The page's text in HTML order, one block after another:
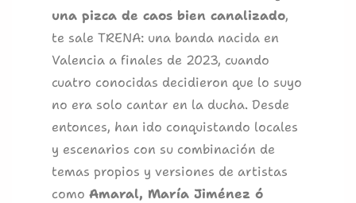
una pizca de caos bien canalizado,
te sale TRENA: una banda nacida en
Valencia a finales de 2023, cuando
cuatro conocidas decidieron que lo suyo
no era solo cantar en la ducha. Desde
entonces, han ido conquistando locales
y escenarios con su combinación de
temas propios y versiones de artistas
como Amaral, María Jiménez ó